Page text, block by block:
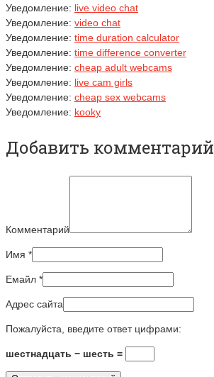
Уведомление: live video chat
Уведомление: video chat
Уведомление: time duration calculator
Уведомление: time difference converter
Уведомление: cheap adult webcams
Уведомление: live cam girls
Уведомление: cheap sex webcams
Уведомление: kooky
Добавить комментарий
Комментарий
Имя *
Емайл *
Адрес сайта
Пожалуйста, введите ответ цифрами:
шестнадцать − шесть =